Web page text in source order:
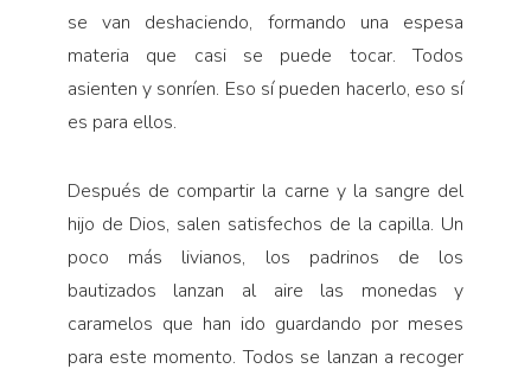
se van deshaciendo, formando una espesa
materia que casi se puede tocar. Todos
asienten y sonríen. Eso sí pueden hacerlo, eso sí
es para ellos.
Después de compartir la carne y la sangre del
hijo de Dios, salen satisfechos de la capilla. Un
poco más livianos, los padrinos de los
bautizados lanzan al aire las monedas y
caramelos que han ido guar­dando por meses
para este momento. Todos se lan­zan a recoger